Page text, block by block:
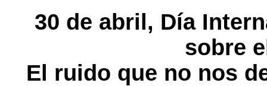
30 de abril, Día
sobre
El ruido que no nos